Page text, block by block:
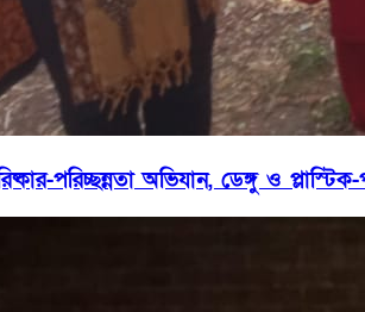
পরিচ্ছন্নতা অভিযান, ডেঙ্গু ও